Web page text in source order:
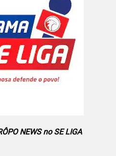
NEWS no SE LIGA